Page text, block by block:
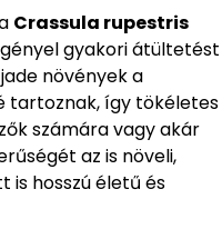
Crassula rupestris
gyakori átültetést
növények a
tartoznak, így tökéletes
számára vagy akár
az is növeli,
is hosszú életű és